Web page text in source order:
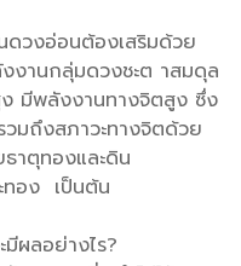
วงอ่อนต้องเสริมด้วย
งานกลุ่มดวงชะต าสมดุล
มีพลังงานทางจิตสูง ซึ่ง
วมถึงสภาวะทางจิตด้วย
าตุทองและดิน
ทอง เป็นต้น
ผลอย่างไร?